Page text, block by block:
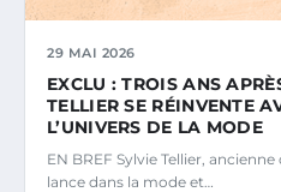
29 MAI 2026
EXCLU : TROIS ANS
TELLIER SE RÉINVENTE
L’UNIVERS DE LA MODE
EN BREF Sylvie Tellier,
lance dans la mode et…